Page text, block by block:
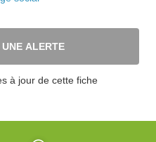
UNE ALERTE
à jour de cette fiche